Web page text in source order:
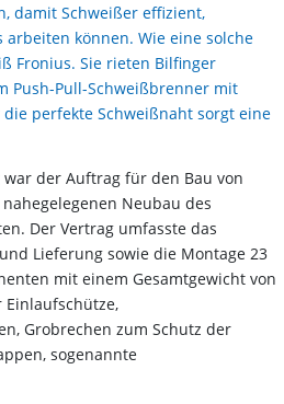
damit Schweißer effizient,
können. Wie eine solche
Fronius. Sie rieten Bilfinger
Push-Pull-Schweißbrenner mit
perfekte Schweißnaht sorgt eine
der Auftrag für den Bau von
Neubau des
Der Vertrag umfasste das
Lieferung sowie die Montage 23
mit einem Gesamtgewicht von
Einlaufschütze,
Grobrechen zum Schutz der
sogenannte